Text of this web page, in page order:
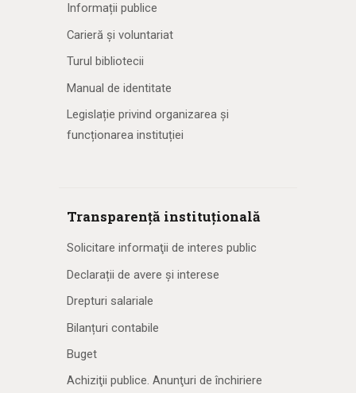
Informații publice
Carieră și voluntariat
Turul bibliotecii
Manual de identitate
Legislație privind organizarea și
funcționarea instituției
Transparență instituțională
Solicitare informaţii de interes public
Declarații de avere și interese
Drepturi salariale
Bilanțuri contabile
Buget
Achiziţii publice. Anunţuri de închiriere